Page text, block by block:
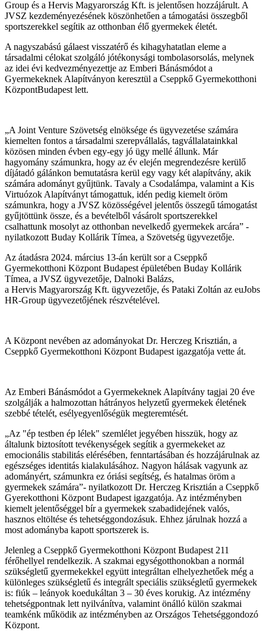
Group és a Hervis Magyarország Kft. is jelentősen hozzájárult. A
JVSZ kezdeményezésének köszönhetően a támogatási összegből
sportszerekkel segítik az otthonban élő gyermekek életét.
A nagyszabású gálaest visszatérő és kihagyhatatlan eleme a
társadalmi célokat szolgáló jótékonysági tombolasorsolás, melynek
az idei évi kedvezményezettje az Emberi Bánásmódot a
Gyermekeknek Alapítványon keresztül a Cseppkő Gyermekotthoni
KözpontBudapest lett.
„A Joint Venture Szövetség elnöksége és ügyvezetése számára
kiemelten fontos a társadalmi szerepvállalás, tagvállalatainkkal
közösen minden évben egy-egy jó ügy mellé állunk. Már
hagyomány számunkra, hogy az év elején megrendezésre kerülő
díjátadó gálánkon bemutatásra kerül egy vagy két alapítvány, akik
számára adományt gyűjtünk. Tavaly a Csodalámpa, valamint a Kis
Virtuózok Alapítványt támogattuk, idén pedig kiemelt öröm
számunkra, hogy a JVSZ közösségével jelentős összegű támogatást
gyűjtöttünk össze, és a bevételből vásárolt sportszerekkel
csalhattunk mosolyt az otthonban nevelkedő gyermekek arcára” -
nyilatkozott Buday Kollárik Tímea, a Szövetség ügyvezetője.
Az átadásra 2024. március 13-án került sor a Cseppkő
Gyermekotthoni Központ Budapest épületében Buday Kollárik
Tímea, a JVSZ ügyvezetője, Dalnoki Balázs,
a Hervis Magyarország Kft. ügyvezetője, és Pataki Zoltán az euJobs
HR-Group ügyvezetőjének részvételével.
A Központ nevében az adományokat Dr. Herczeg Krisztián, a
Cseppkő Gyermekotthoni Központ Budapest igazgatója vette át.
Az Emberi Bánásmódot a Gyermekeknek Alapítvány tagjai 20 éve
szolgálják a halmozottan hátrányos helyzetű gyermekek életének
szebbé tételét, esélyegyenlőségük megteremtését.
„Az "ép testben ép lélek" szemlélet jegyében hisszük, hogy az
általunk biztosított tevékenységek segítik a gyermekeket az
emocionális stabilitás elérésében, fenntartásában és hozzájárulnak az
egészséges identitás kialakulásához. Nagyon hálásak vagyunk az
adományért, számunkra ez óriási segítség, és hatalmas öröm a
gyermekek számára”- nyilatkozott Dr. Herczeg Krisztián a Cseppkő
Gyerekotthoni Központ Budapest igazgatója. Az intézményben
kiemelt jelentőséggel bír a gyermekek szabadidejének valós,
hasznos eltöltése és tehetséggondozásuk. Ehhez járulnak hozzá a
most adományba kapott sportszerek is.
Jelenleg a Cseppkő Gyermekotthoni Központ Budapest 211
férőhellyel rendelkezik. A szakmai egységotthonokban a normál
szükségletű gyermekekkel együtt integráltan elhelyezhetőek még a
különleges szükségletű és integrált speciális szükségletű gyermekek
is: fiúk – leányok koedukáltan 3 – 30 éves korukig. Az intézmény
tehetségpontnak lett nyilvánítva, valamint önálló külön szakmai
teamkénk működik az intézményben az Országos Tehetséggondozó
Központ.